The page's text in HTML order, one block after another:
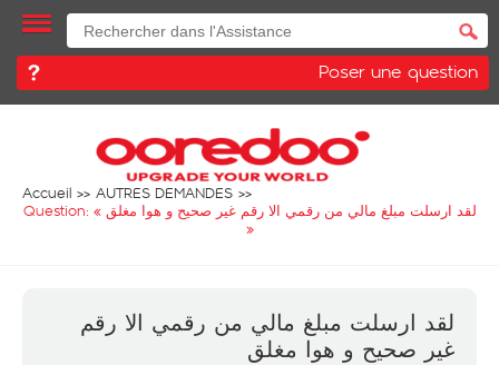
Poser une question
Accueil
AUTRES DEMANDES
Question: « لقد ارسلت مبلغ مالي من رقمي الا رقم غير صحيح و هوا مغلق
»
لقد ارسلت مبلغ مالي من رقمي الا رقم
غير صحيح و هوا مغلق